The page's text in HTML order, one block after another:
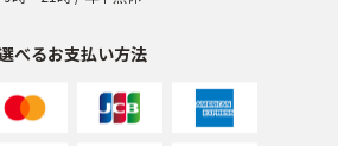
毛穴・キメ
べるお支払い方法